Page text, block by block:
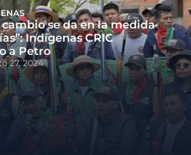
se da en la medida
Indígenas CRIC
a Petro
27, 2024